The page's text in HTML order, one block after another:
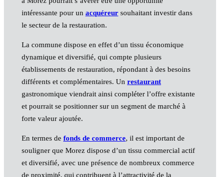
intéressante pour un acquéreursouhaitant investir dans
le secteur de la restauration.
La commune dispose en effet d’un tissu économique
dynamique et diversifié, qui compte plusieurs
établissements de restauration, répondant à des besoins
différents et complémentaires. Un restaurant
gastronomique viendrait ainsi compléter l’offre existante
et pourrait se positionner sur un segment de marché à
forte valeur ajoutée.
En termes de fonds de commerce, il est important de
souligner que Morez dispose d’un tissu commercial actif
et diversifié, avec une présence de nombreux commerce
de proximité, qui contribuent à l’attractivité de la